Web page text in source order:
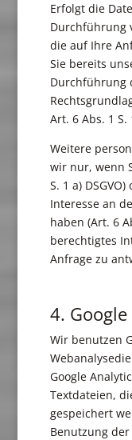
Erfolgt die
Durchführung
die auf Ihre
Sie bereits
Durchführung
Art. 6 Abs. 1 S.
Weitere
wir nur, wenn
S. 1 a)
Interesse an
haben (Art. 6
berechtigtes
Anfrage zu
4.
Wir benutzen
Google
Textdateien,
gespeichert
Benutzung